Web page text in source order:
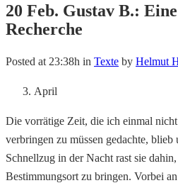
20 Feb. Gustav B.:
Recherche
Posted at 23:38h in Texte by Helmut
April
Die vorrätige Zeit, die ich einmal
verbringen zu müssen gedachte, blieb
Schnellzug in der Nacht rast sie
Bestimmungsort zu bringen. Vorbei